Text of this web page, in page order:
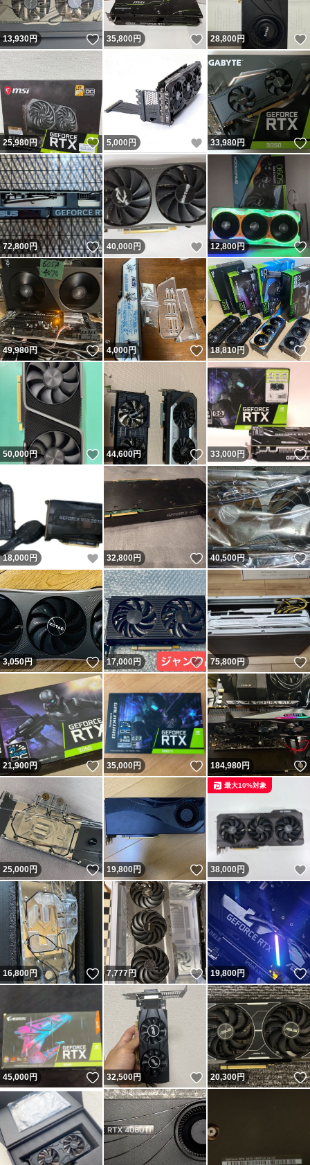
13,930円 いいね！
35,800円 いいね！
28,800円
25,980円 いいね！
5,000 円 いいね！
33,980円
72,800円 いいね！
40,000 円 いいね！
12,800円
49,980円 いいね！
4,000円 いいね！
18,810円
50,000円 いいね！
44,600円 いいね！
33,000 円
18,000 円 いいね！
32,800円 いいね！
40,500円
3,050円 いいね！
17,000円 いいね！
75,800円
21,900円 いいね！
35,000円 いいね！
184,980円
25,000円 いいね！
19,800円 いいね！
38,000円
最大10%対象
16,800円 いいね！
7,777円 いいね！
19,800円
45,000円 いいね！
32,500円 いいね！
20,300円